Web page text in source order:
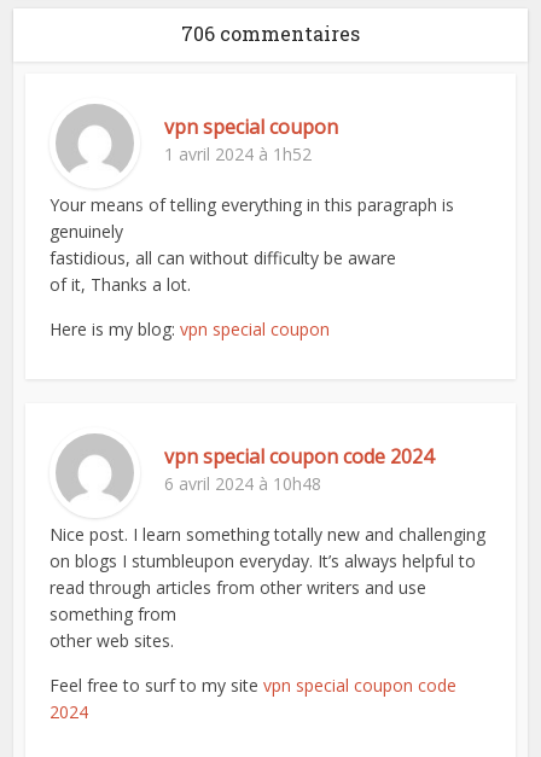
706 commentaires
vpn special coupon
1 avril 2024 à 1h52
Your means of telling everything in this paragraph is
genuinely
fastidious, all can without difficulty be aware
of it, Thanks a lot.
Here is my blog:vpn special coupon
vpn special coupon code 2024
6 avril 2024 à 10h48
Nice post. I learn something totally new and challenging
on blogs I stumbleupon everyday. It’s always helpful to
read through articles from other writers and use
something from
other web sites.
Feel free to surf to my sitevpn special coupon code
2024